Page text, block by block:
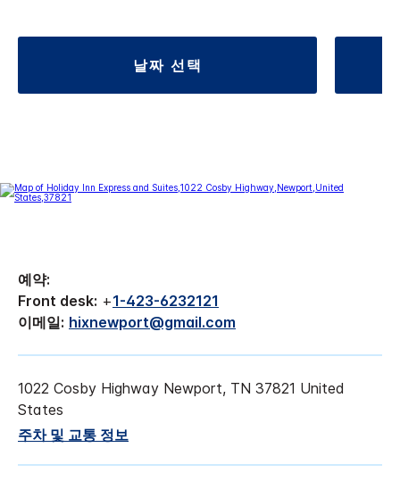
날짜 선택
예약:
Front desk: +1-423-6232121
이메일: hixnewport@gmail.com
1022 Cosby Highway Newport, TN 37821 United
States
주차 및 교통 정보